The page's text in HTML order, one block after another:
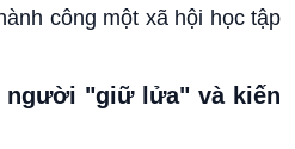
công một xã hội học tập
người "giữ lửa" và kiến